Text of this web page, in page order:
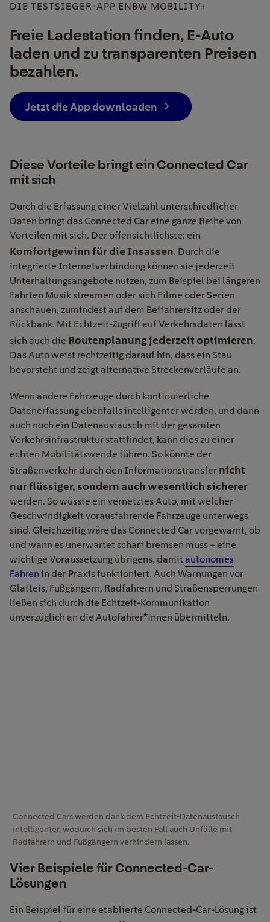
DIE TESTSIEGER-APP ENBW MOBILITY+
Freie Ladestation finden, E-Auto
laden und zu transparenten Preisen
bezahlen.
Jetzt die App downloaden
Diese Vorteile bringt ein Connected Car
mit sich
Durch die Erfassung einer Vielzahl unterschiedlicher
Daten bringt das Connected Car eine ganze Reihe von
Vorteilen mit sich. Der offensichtlichste: ein
Komfortgewinn für die Insassen. Durch die
integrierte Internetverbindung können sie jederzeit
Unterhaltungsangebote nutzen, zum Beispiel bei längeren
Fahrten Musik streamen oder sich Filme oder Serien
anschauen, zumindest auf dem Beifahrersitz oder der
Rückbank. Mit Echtzeit-Zugriff auf Verkehrsdaten lässt
sich auch die Routenplanung jederzeit optimieren:
Das Auto weist rechtzeitig darauf hin, dass ein Stau
bevorsteht und zeigt alternative Streckenverläufe an.
Wenn andere Fahrzeuge durch kontinuierliche
Datenerfassung ebenfalls intelligenter werden, und dann
auch noch ein Datenaustausch mit der gesamten
Verkehrsinfrastruktur stattfindet, kann dies zu einer
echten Mobilitätswende führen. So könnte der
Straßenverkehr durch den Informationstransfer nicht
nur flüssiger, sondern auch wesentlich sicherer
werden. So wüsste ein vernetztes Auto, mit welcher
Geschwindigkeit vorausfahrende Fahrzeuge unterwegs
sind. Gleichzeitig wäre das Connected Car vorgewarnt, ob
und wann es unerwartet scharf bremsen muss – eine
wichtige Voraussetzung übrigens, damit autonomes
Fahren in der Praxis funktioniert. Auch Warnungen vor
Glatteis, Fußgängern, Radfahrern und Straßensperrungen
ließen sich durch die Echtzeit-Kommunikation
unverzüglich an die Autofahrer*innen übermitteln.
Connected Cars werden dank dem Echtzeit-Datenaustausch
intelligenter, wodurch sich im besten Fall auch Unfälle mit
Radfahrern und Fußgängern verhindern lassen.
Vier Beispiele für Connected-Car-
Lösungen
Ein Beispiel für eine etablierte Connected-Car-Lösung ist